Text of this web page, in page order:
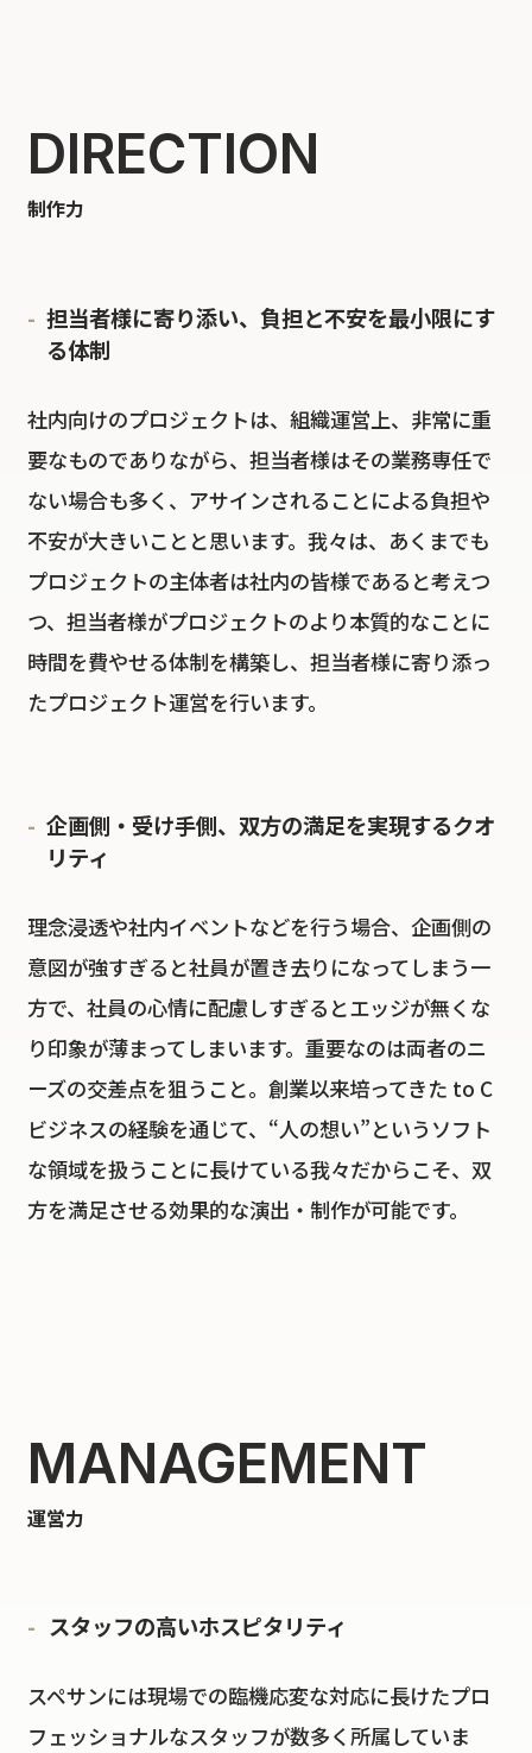
DIRECTION
制作力
担当者様に寄り添い、負担と不安を最小限にす
る体制
社内向けのプロジェクトは、組織運営上、非常に重
要なものでありながら、担当者様はその業務専任で
ない場合も多く、アサインされることによる負担や
不安が大きいことと思います。我々は、あくまでも
プロジェクトの主体者は社内の皆様であると考えつ
つ、担当者様がプロジェクトのより本質的なことに
時間を費やせる体制を構築し、担当者様に寄り添っ
たプロジェクト運営を行います。
企画側・受け手側、双方の満足を実現するクオ
リティ
理念浸透や社内イベントなどを行う場合、企画側の
意図が強すぎると社員が置き去りになってしまう一
方で、社員の心情に配慮しすぎるとエッジが無くな
り印象が薄まってしまいます。重要なのは両者のニ
ーズの交差点を狙うこと。創業以来培ってきた to C
ビジネスの経験を通じて、“人の想い”というソフト
な領域を扱うことに長けている我々だからこそ、双
方を満足させる効果的な演出・制作が可能です。
MANAGEMENT
運営力
スタッフの高いホスピタリティ
スペサンには現場での臨機応変な対応に長けたプロ
フェッショナルなスタッフが数多く所属していま